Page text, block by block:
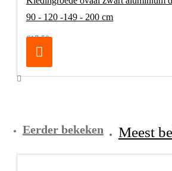
90 - 120 -149 - 200 cm
€17,50
Eerder bekeken Meest